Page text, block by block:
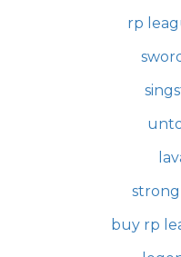
rp
buy rp